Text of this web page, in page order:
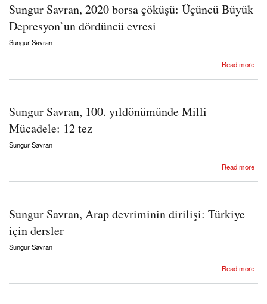
Sungur Savran, 2020 borsa çöküşü: Üçüncü Büyük
Depresyon’un dördüncü evresi
Sungur Savran
Read more
about Sungur Savran, 2020 borsa çöküşü: Üçüncü Büyük Depresyon’un dördüncü evresi
Sungur Savran, 100. yıldönümünde Milli
Mücadele: 12 tez
Sungur Savran
Read more
Sungur Savran, Arap devriminin dirilişi: Türkiye
için dersler
Sungur Savran
Read more